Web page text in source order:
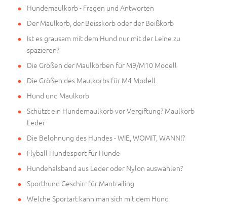
Hundemaulkorb - Fragen und Antworten
Der Maulkorb, der Beisskorb oder der Beißkorb
Ist es grausam mit dem Hund nur mit der Leine zu
spazieren?
Die Größen der Maulkörben für M9/M10 Modell
Die Größen des Maulkorbs für M4 Modell
Hund und Maulkorb
Schützt ein Hundemaulkorb vor Vergiftung? Maulkorb
Leder
Die Belohnung des Hundes - WIE, WOMIT, WANN!?
Flyball Hundesport für Hunde
Hundehalsband aus Leder oder Nylon auswählen?
Sporthund Geschirr für Mantrailing
Welche Sportart kann man sich mit dem Hund